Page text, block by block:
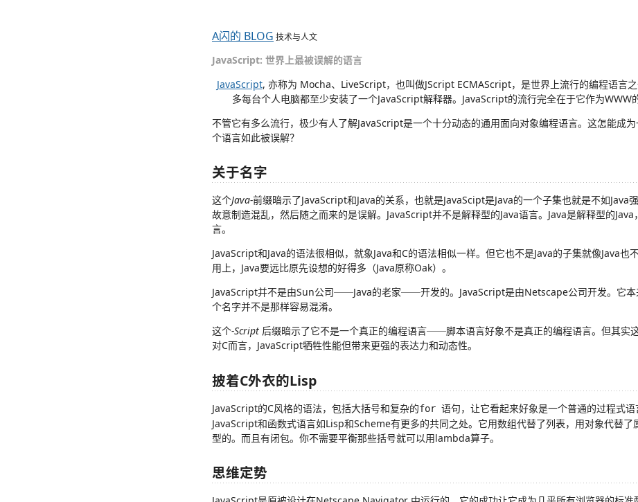
A闪的 BLOG 技术与人文
JavaScript: 世界上最被误解的语言
JavaScript, 亦称为 Mocha、LiveScript，也叫做JScript ECMAScript，是世界上流行的编程语言
多每台个人电脑都至少安装了一个JavaScript解释器。JavaScript的流行完全在于它作为WWW
不管它有多么流行，极少有人了解JavaScript是一个十分动态的通用面向对象编程语言。这怎能成
个语言如此被误解？
关于名字
这个Java-前缀暗示了JavaScript和Java的关系，也就是JavaScipt是Java的一个子集也就是不如Java
故意制造混乱，然后随之而来的是误解。JavaScript并不是解释型的Java语言。Java是解释型的
言。
JavaScript和Java的语法很相似，就象Java和C的语法相似一样。但它也不是Java的子集就像Java也
用上，Java要远比原先设想的好得多（Java原称Oak）。
JavaScript并不是由Sun公司──Java的老家──开发的。JavaScript是由Netscape公司开发。它
个名字并不是那样容易混淆。
这个-Script 后缀暗示了它不是一个真正的编程语言──脚本语言好象不是真正的编程语言。但其实
对C而言，JavaScript牺牲性能但带来更强的表达力和动态性。
披着C外衣的Lisp
JavaScript的C风格的语法，包括大括号和复杂的for 语句，让它看起来好象是一个普通的过程式
JavaScript和函数式语言如Lisp和Scheme有更多的共同之处。它用数组代替了列表，用对象代替了
型的。而且有闭包。你不需要平衡那些括号就可以用lambda算子。
思维定势